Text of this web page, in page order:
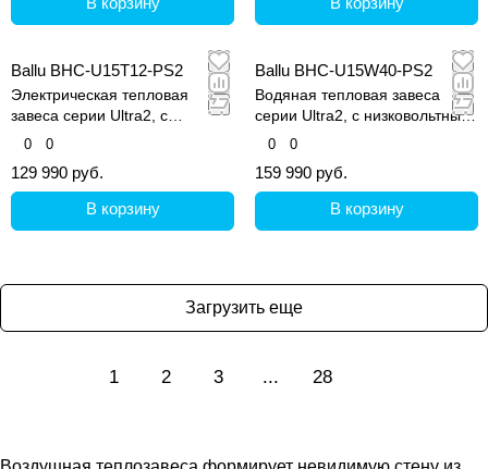
Ballu BHC-U15T12-PS2
Электрическая тепловая
завеса серии Ultra2, с
низковольтным управлением
0 0
129 990 руб.
В корзину
Ballu BHC-U15W40-PS2
Водяная тепловая завеса
серии Ultra2, с низковольтным
управлением
0 0
159 990 руб.
В корзину
Загрузить еще
1 2 3 ... 28